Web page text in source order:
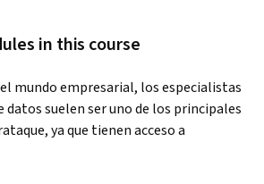
in this course
mundo empresarial, los especialistas
suelen ser uno de los principales
ya que tienen acceso a
de una empresa. Aunque sean
a los que están sometidas las